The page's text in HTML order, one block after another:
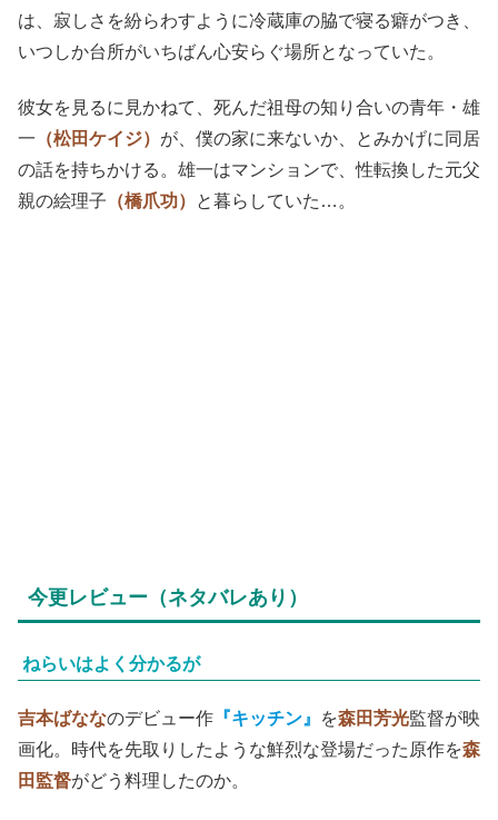
は、寂しさを紛らわすように冷蔵庫の脇で寝る癖がつき、
いつしか台所がいちばん心安らぐ場所となっていた。
彼女を見るに見かねて、死んだ祖母の知り合いの青年・雄
一 （松田ケイジ） が、僕の家に来ないか、とみかげに同居
の話を持ちかける。雄一はマンションで、性転換した元父
親の絵理子 （橋爪功） と暮らしていた…。
今更レビュー（ネタバレあり）
ねらいはよく分かるが
吉本ばななのデビュー作 『キッチン』 を森田芳光監督が映
画化。時代を先取りしたような鮮烈な登場だった原作を森
田監督がどう料理したのか。